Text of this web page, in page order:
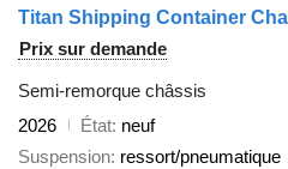
Prix sur demande
Semi-remorque châssis
2026
État neuf
Suspension ressort/pneumatique